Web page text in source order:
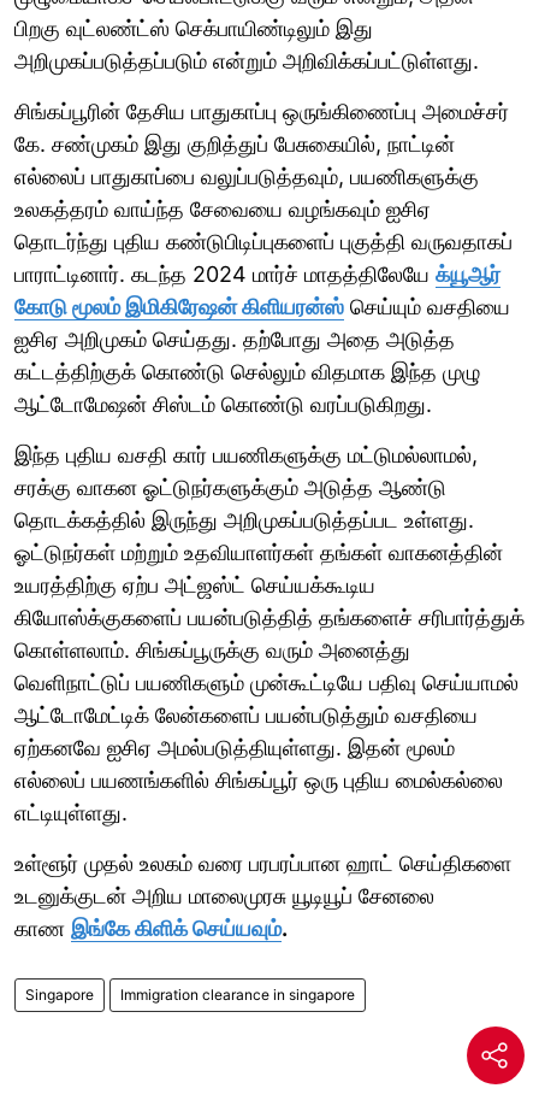
பிறகு வுட்லண்ட்ஸ் செக்பாயிண்டிலும் இது
அறிமுகப்படுத்தப்படும் என்றும் அறிவிக்கப்பட்டுள்ளது.
சிங்கப்பூரின் தேசிய பாதுகாப்பு ஒருங்கிணைப்பு அமைச்சர்
கே. சண்முகம் இது குறித்துப் பேசுகையில், நாட்டின்
எல்லைப் பாதுகாப்பை வலுப்படுத்தவும், பயணிகளுக்கு
உலகத்தரம் வாய்ந்த சேவையை வழங்கவும் ஐசிஏ
தொடர்ந்து புதிய கண்டுபிடிப்புகளைப் புகுத்தி வருவதாகப்
பாராட்டினார். கடந்த 2024 மார்ச் மாதத்திலேயே க்யூஆர்
கோடு மூலம் இமிகிரேஷன் கிளியரன்ஸ் செய்யும் வசதியை
ஐசிஏ அறிமுகம் செய்தது. தற்போது அதை அடுத்த
கட்டத்திற்குக் கொண்டு செல்லும் விதமாக இந்த முழு
ஆட்டோமேஷன் சிஸ்டம் கொண்டு வரப்படுகிறது.
இந்த புதிய வசதி கார் பயணிகளுக்கு மட்டுமல்லாமல்,
சரக்கு வாகன ஓட்டுநர்களுக்கும் அடுத்த ஆண்டு
தொடக்கத்தில் இருந்து அறிமுகப்படுத்தப்பட உள்ளது.
ஓட்டுநர்கள் மற்றும் உதவியாளர்கள் தங்கள் வாகனத்தின்
உயரத்திற்கு ஏற்ப அட்ஜஸ்ட் செய்யக்கூடிய
கியோஸ்க்குகளைப் பயன்படுத்தித் தங்களைச் சரிபார்த்துக்
கொள்ளலாம். சிங்கப்பூருக்கு வரும் அனைத்து
வெளிநாட்டுப் பயணிகளும் முன்கூட்டியே பதிவு செய்யாமல்
ஆட்டோமேட்டிக் லேன்களைப் பயன்படுத்தும் வசதியை
ஏற்கனவே ஐசிஏ அமல்படுத்தியுள்ளது. இதன் மூலம்
எல்லைப் பயணங்களில் சிங்கப்பூர் ஒரு புதிய மைல்கல்லை
எட்டியுள்ளது.
உள்ளூர் முதல் உலகம் வரை பரபரப்பான ஹாட் செய்திகளை
உடனுக்குடன் அறிய மாலைமுரசு யூடியூப் சேனலை
காண இங்கே கிளிக் செய்யவும்.
Singapore Immigration clearance in singapore